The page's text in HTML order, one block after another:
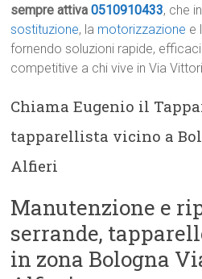
sempre attiva0510910433, che
sostituzione, la motorizzazione e
fornendo soluzioni rapide,
competitive a chi vive in Via
Chiama Eugenio il
tapparellista vicino a
Alfieri
Manutenzione e
serrande,
in zona Bologna